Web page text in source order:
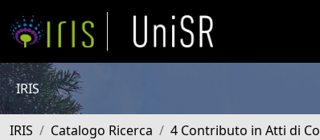
IRIS
IRIS Catalogo Ricerca 4 Contributo in Atti di